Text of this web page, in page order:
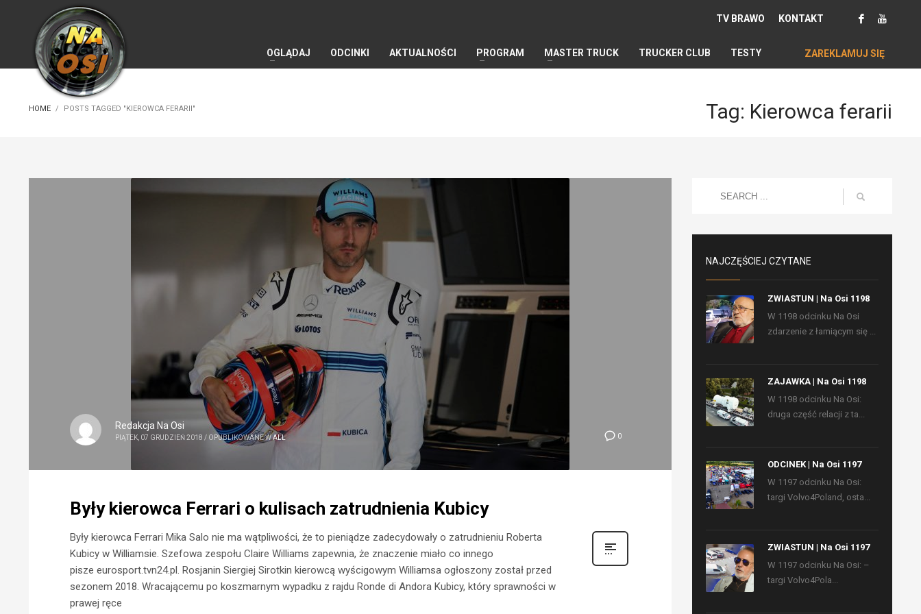
TV BRAWO KONTAKT
OGLĄDAJ ODCINKI AKTUALNOŚCI PROGRAM MASTER TRUCK TRUCKER CLUB TESTY ZAREKLAMUJ SIĘ
HOME POSTS TAGGED "KIEROWCA FERARII" Tag: Kierowca ferarii
0
Redakcja Na Osi
PIĄTEK, 07 GRUDZIEŃ 2018 / OPUBLIKOWANE WALL
Były kierowca Ferrari o kulisach zatrudnienia Kubicy
Były kierowca Ferrari Mika Salo nie ma wątpliwości, że to pieniądze zadecydowały o zatrudnieniu Roberta
Kubicy w Williamsie. Szefowa zespołu Claire Williams zapewnia, że znaczenie miało co innego
pisze eurosport.tvn24.pl. Rosjanin Siergiej Sirotkin kierowcą wyścigowym Williamsa ogłoszony został przed
sezonem 2018. Wracającemu po koszmarnym wypadku z rajdu Ronde di Andora Kubicy, który sprawności w
prawej ręce
NAJCZĘŚCIEJ CZYTANE
ZWIASTUN | Na Osi 1198
W 1198 odcinku Na Osi
zdarzenie z łamiącym się ...
ZAJAWKA | Na Osi 1198
W 1198 odcinku Na Osi:
druga część relacji z ta...
ODCINEK | Na Osi 1197
W 1197 odcinku Na Osi:
targi Volvo4Poland, osta...
ZWIASTUN | Na Osi 1197
W 1197 odcinku Na Osi: –
targi Volvo4Pola...